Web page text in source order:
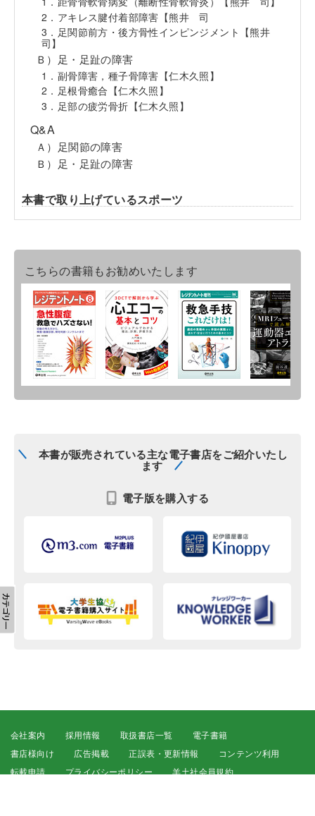
2．アキレス腱付着部障害【熊井 司
3．足関節前方・後方骨性インピンジメント【熊井
司】
Ｂ）足・足趾の障害
1．副骨障害，種子骨障害【仁木久照】
2．足根骨癒合【仁木久照】
3．足部の疲労骨折【仁木久照】
Q&A
Ａ）足関節の障害
Ｂ）足・足趾の障害
本書で取り上げているスポーツ
こちらの書籍もお勧めいたします
本書が販売されている主な電子書店をご紹介いたし
ます
電子版を購入する
会社案内 採用情報 取扱書店一覧
電子書籍
書店様向け
広告掲載 正誤表・更新情報
コンテンツ利用
転載申請
プライバシーポリシー
羊土社会員規約